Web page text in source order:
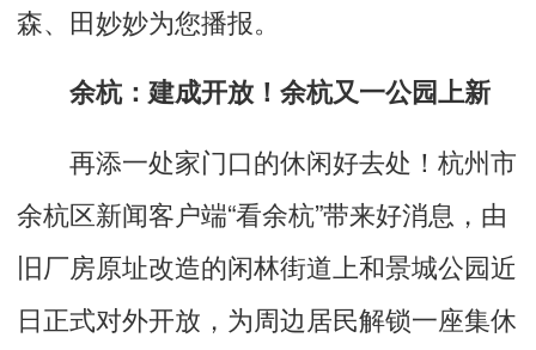
森、田妙妙为您播报。
余杭：建成开放！余杭又一公园上新
再添一处家门口的休闲好去处！杭州市
余杭区新闻客户端“看余杭”带来好消息，由
旧厂房原址改造的闲林街道上和景城公园近
日正式对外开放，为周边居民解锁一座集休